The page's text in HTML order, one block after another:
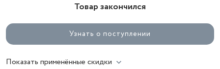
Товар закончился
Узнать о поступлении
Показать применённые скидки